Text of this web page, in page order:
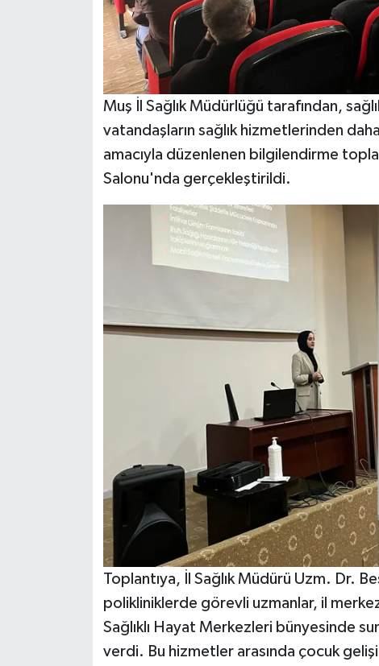
Muş İl Sağlık Müdürlüğü tarafından,
vatandaşların sağlık hizmetlerinden
amacıyla düzenlenen bilgilendirme
Salonu'nda gerçekleştirildi.
Toplantıya, İl Sağlık Müdürü Uzm. Dr.
polikliniklerde görevli uzmanlar, il
Sağlıklı Hayat Merkezleri bünyesinde
verdi. Bu hizmetler arasında çocuk